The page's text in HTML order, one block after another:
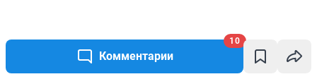
Комментарии
10